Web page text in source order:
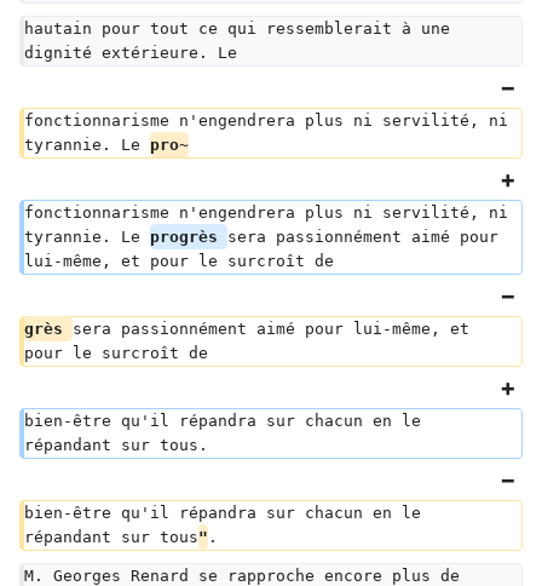
hautain pour tout ce qui ressemblerait à une
dignité extérieure. Le
fonctionnarisme n'engendrera plus ni servilité, ni
tyrannie. Le pro~
fonctionnarisme n'engendrera plus ni servilité, ni
tyrannie. Le progrès sera passionnément aimé pour
lui-même, et pour le surcroît de
grès sera passionnément aimé pour lui-même, et
pour le surcroît de
bien-être qu'il répandra sur chacun en le
répandant sur tous.
bien-être qu'il répandra sur chacun en le
répandant sur tous" .
M. Georges Renard se rapproche encore plus de